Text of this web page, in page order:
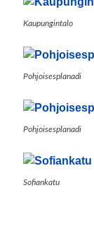
Kaupungintalo
Pohjoisesplanadi
Pohjoisesplanadi
Sofiankatu